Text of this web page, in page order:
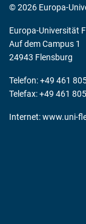
© 2026 Europa-
Europa-Universität
Auf dem Campus 1
24943 Flensburg
Telefon: +49 461
Telefax: +49 461
Internet:www.uni-